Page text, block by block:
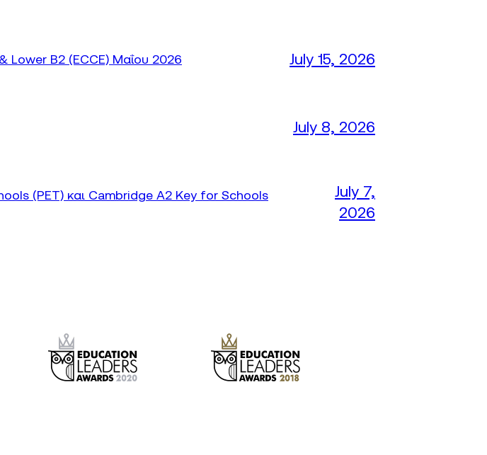
Lower B2 (ECCE) Μαΐου 2026 July 15, 2026
July 8, 2026
(PET) και Cambridge A2 Key for Schools
July 7,
2026